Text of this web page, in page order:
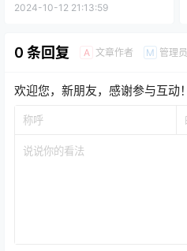
钱
2024-10-12 21:13:59
0 条回复 A 文章作者 M 管理员
欢迎您，新朋友，感谢参与互动！